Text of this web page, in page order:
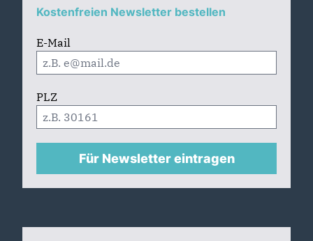
Kostenfreien Newsletter bestellen
E-Mail
PLZ
Für Newsletter eintragen